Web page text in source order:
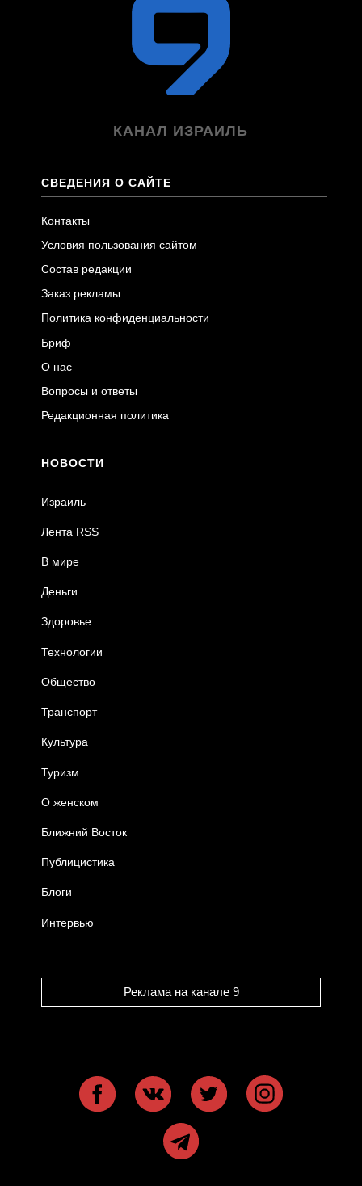
КАНАЛ ИЗРАИЛЬ
СВЕДЕНИЯ О САЙТЕ
Контакты
Условия пользования сайтом
Состав редакции
Заказ рекламы
Политика конфиденциальности
Бриф
О нас
Вопросы и ответы
Редакционная политика
НОВОСТИ
Израиль
Лента RSS
В мире
Деньги
Здоровье
Технологии
Общество
Транспорт
Культура
Туризм
О женском
Ближний Восток
Публицистика
Блоги
Интервью
Реклама на канале 9